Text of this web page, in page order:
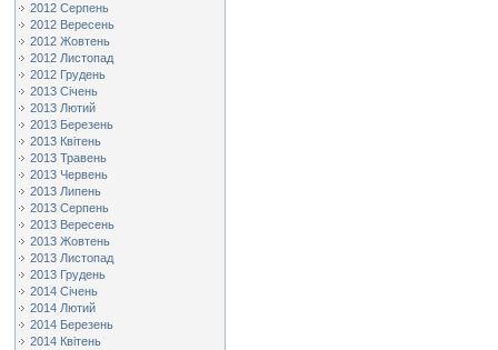
2012 Серпень
2012 Вересень
2012 Жовтень
2012 Листопад
2012 Грудень
2013 Січень
2013 Лютий
2013 Березень
2013 Квітень
2013 Травень
2013 Червень
2013 Липень
2013 Серпень
2013 Вересень
2013 Жовтень
2013 Листопад
2013 Грудень
2014 Січень
2014 Лютий
2014 Березень
2014 Квітень